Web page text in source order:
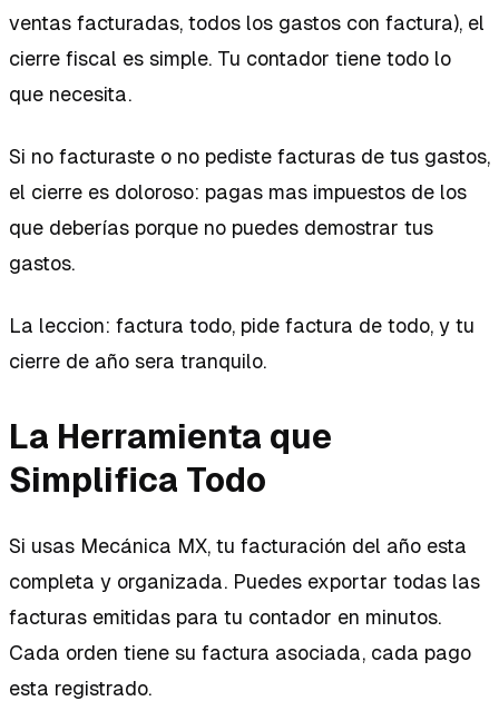
ventas facturadas, todos los gastos con factura), el
cierre fiscal es simple. Tu contador tiene todo lo
que necesita.
Si no facturaste o no pediste facturas de tus gastos,
el cierre es doloroso: pagas mas impuestos de los
que deberías porque no puedes demostrar tus
gastos.
La leccion: factura todo, pide factura de todo, y tu
cierre de año sera tranquilo.
La Herramienta que
Simplifica Todo
Si usas Mecánica MX, tu facturación del año esta
completa y organizada. Puedes exportar todas las
facturas emitidas para tu contador en minutos.
Cada orden tiene su factura asociada, cada pago
esta registrado.